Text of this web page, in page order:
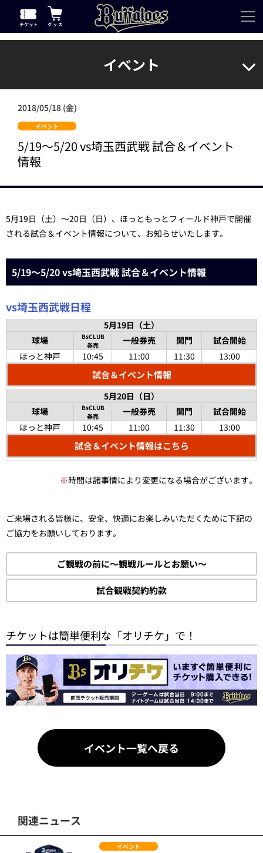
イベント
2018/05/18 (金)
イベント
5/19～5/20 vs埼玉西武戦 試合＆イベント
情報
5月19日（土）～20日（日）、ほっともっとフィールド神戸で開催
される試合＆イベント情報について、お知らせいたします。
5/19～5/20 vs埼玉西武戦 試合＆イベント情報
vs埼玉西武戦日程
5月19日（土）
球場
BsCLUB
券売
一般券売 開門
試合開始
ほっと神戸
10:45 11:00 11:30 13:00
試合＆イベント情報
5月20日（日）
球場
BsCLUB
券売
一般券売 開門
試合開始
ほっと神戸
10:45 11:00 11:30 13:00
試合＆イベント情報はこちら
※時間は諸事情により変更になる場合がございます。
ご来場される皆様に、安全、快適にお楽しみいただくために下記の
ご協力をお願いしております。
ご観戦の前に～観戦ルールとお願い～
試合観戦契約約款
チケットは簡単便利な「オリチケ」で！
イベント一覧へ戻る
関連ニュース
イベント